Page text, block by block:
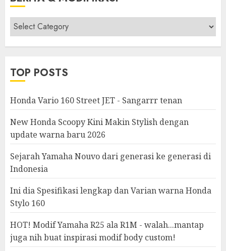
Berita
&
Modifikasi
TOP POSTS
Honda Vario 160 Street JET - Sangarrr tenan
New Honda Scoopy Kini Makin Stylish dengan
update warna baru 2026
Sejarah Yamaha Nouvo dari generasi ke generasi di
Indonesia
Ini dia Spesifikasi lengkap dan Varian warna Honda
Stylo 160
HOT! Modif Yamaha R25 ala R1M - walah...mantap
juga nih buat inspirasi modif body custom!